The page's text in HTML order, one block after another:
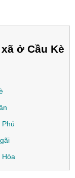
ở Cầu Kè
Phú
Hòa